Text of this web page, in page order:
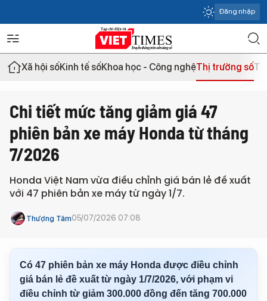
Đăng nhập
Xã hội sốKinh tế sốKhoa học - Công nghệThị trường số
Chi tiết mức tăng giảm giá 47
phiên bản xe máy Honda từ tháng
7/2026
Honda Việt Nam vừa điều chỉnh giá bán lẻ đề xuất
với 47 phiên bản xe máy từ ngày 1/7.
Thượng Tâm05/07/2026 07:08
Có 47 phiên bản xe máy Honda được điều chỉnh
giá bán lẻ đề xuất từ ngày 1/7/2026, với phạm vi
điều chỉnh từ giảm 300.000 đồng đến tăng 700.000